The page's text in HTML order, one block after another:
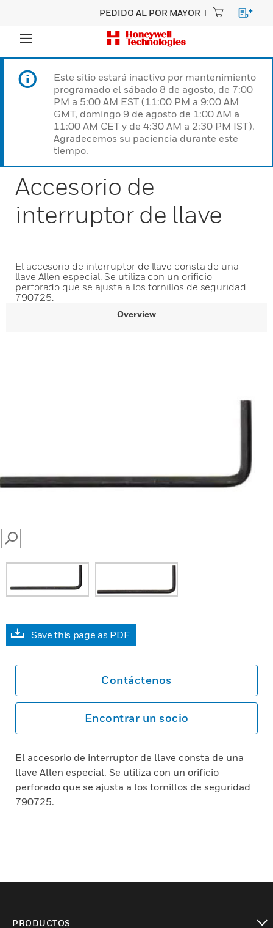
PEDIDO AL POR MAYOR
Este sitio estará inactivo por mantenimiento
programado el sábado 8 de agosto, de 7:00
PM a 5:00 AM EST (11:00 PM a 9:00 AM
GMT, domingo 9 de agosto de 1:00 AM a
11:00 AM CET y de 4:30 AM a 2:30 PM IST).
Agradecemos su paciencia durante este
tiempo.
Accesorio de
interruptor de llave
El accesorio de interruptor de llave consta de una
llave Allen especial. Se utiliza con un orificio
perforado que se ajusta a los tornillos de seguridad
790725.
Overview
SEARCH
Save this page as PDF
Contáctenos
Encontrar un socio
El accesorio de interruptor de llave consta de una
llave Allen especial. Se utiliza con un orificio
perforado que se ajusta a los tornillos de seguridad
790725.
PRODUCTOS